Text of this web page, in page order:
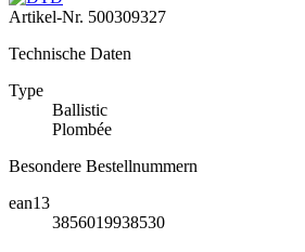
Artikel-Nr. 500309327
Technische Daten
Type
Ballistic
Plombée
Besondere Bestellnummern
ean13
3856019938530